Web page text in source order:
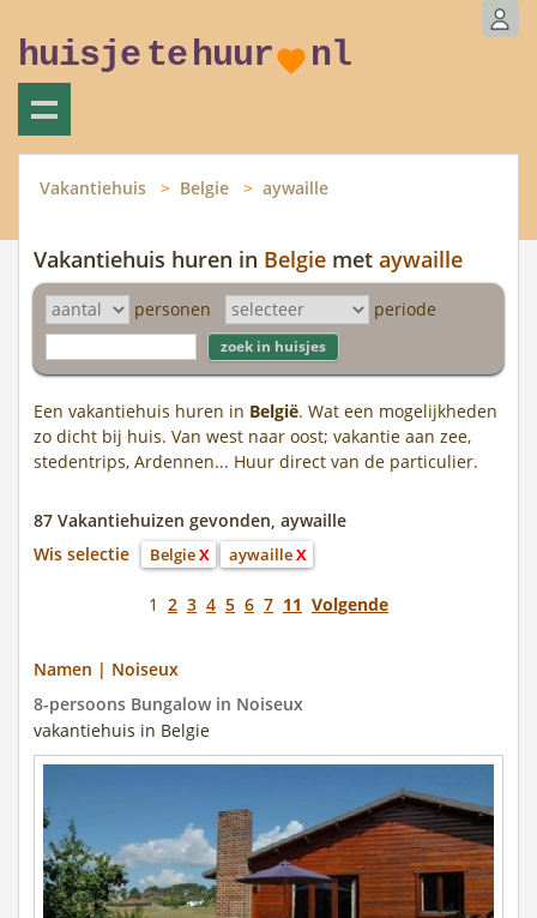
huisje tehuur nl
Vakantiehuis Belgie aywaille
Vakantiehuis huren in Belgie met aywaille
personen periode
Een vakantiehuis huren in België. Wat een mogelijkheden
zo dicht bij huis. Van west naar oost; vakantie aan zee,
stedentrips, Ardennen... Huur direct van de particulier.
87 Vakantiehuizen gevonden, aywaille
Wis selectie
BelgieX aywailleX
1 2 3 4 5 6 7 11 Volgende
Namen | Noiseux
8-persoons Bungalow in Noiseux
vakantiehuis in Belgie